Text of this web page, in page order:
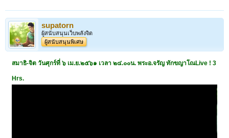
supatorn
ผู้สนับสนุนเว็บพลังจิต
ผู้สนับสนุนพิเศษ
สมาธิ-จิต วันศุกร์ที่ ๖ เม.ย.๒๕๖๑ เวลา ๒๔.๐๐น. พระอ.จรัญ ทักขญาโณLive ! 3
Hrs.